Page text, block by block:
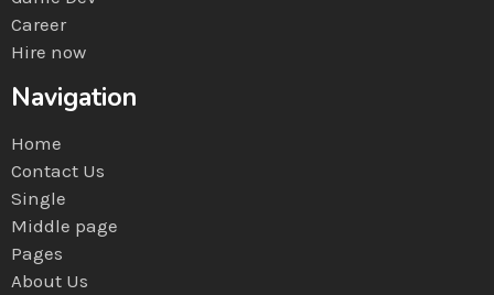
Career
Hire now
Navigation
Home
Contact Us
Single
Middle page
Pages
About Us